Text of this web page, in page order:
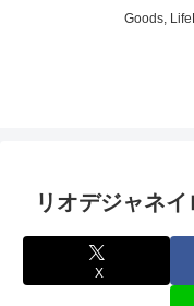
Goods,
リオデジャネ
X